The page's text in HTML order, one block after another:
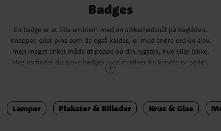
Badges
En badge er et lille emblem med en sikkerhedsnål på bagsiden.
Knapper, eller pins som de også kaldes, er med andre ord en sjov,
men meget enkel måde at peppe op din rygsæk, hue eller jakke.
Hos os finder du sjove badges med motiver fra kendte tv-serier,
film og videospil.
badge/pin i slikposen.
Lamper Plakater & Billeder Krus & Glas